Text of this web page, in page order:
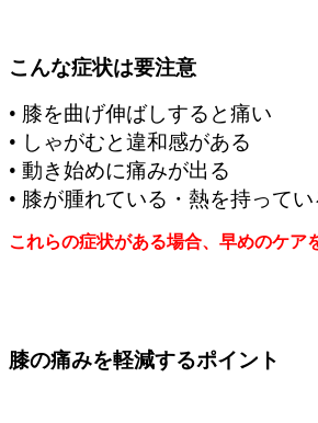
こんな症状は要注意
• 膝を曲げ伸ばしすると痛い
• しゃがむと違和感がある
• 動き始めに痛みが出る
• 膝が腫れている・熱を持ってい
こ れらの症状がある場合、早めのケア
膝の痛みを軽減するポイント